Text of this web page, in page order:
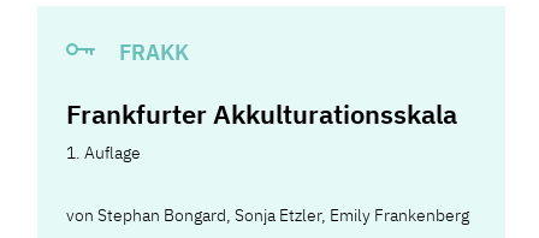
FRAKK
Frankfurter Akkulturationsskala
1. Auflage
vonStephan Bongard,Sonja Etzler, Emily Frankenberg